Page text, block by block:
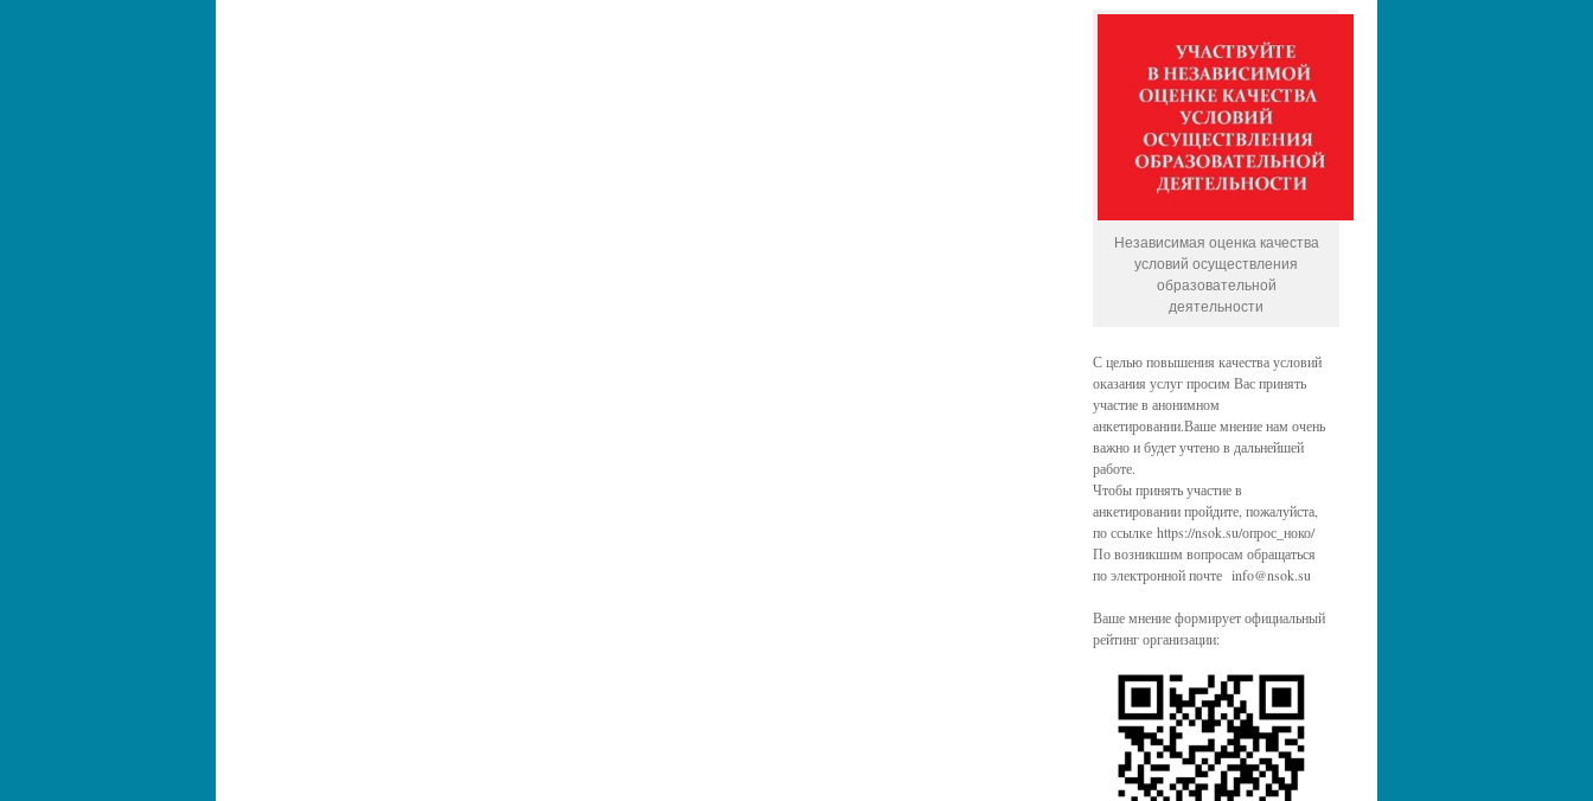
Независимая оценка качества
условий осуществления
образовательной
деятельности
С целью повышения качества условий
оказания услуг просим Вас принять
участие в анонимном
анкетировании.Ваше мнение нам очень
важно и будет учтено в дальнейшей
работе.
Чтобы принять участие в
анкетировании пройдите, пожалуйста,
по ссылке https://nsok.su/опрос_ноко/
По возникшим вопросам обращаться
по электронной почте info@nsok.su
Ваше мнение формирует официальный
рейтинг организации: